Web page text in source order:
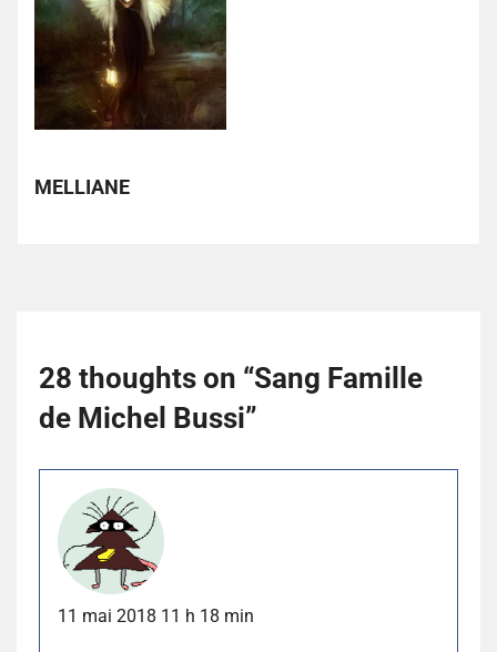
MELLIANE
28 thoughts on “Sang Famille
de Michel Bussi”
11 mai 2018 11 h 18 min